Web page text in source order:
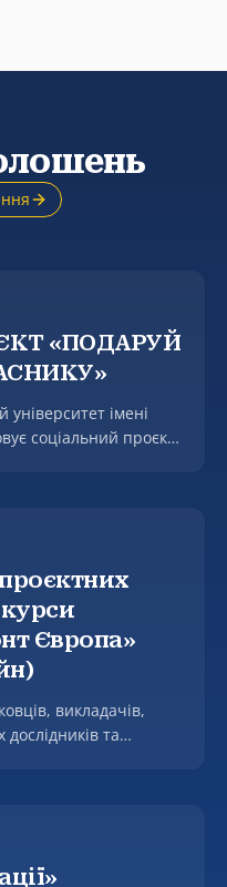
«ПОДАРУЙ
імені
соціальний проєкт
Європа»
викладачів,
та
(Horizon Europe